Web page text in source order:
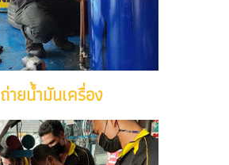
ถ่ายน้ำมันเครื่อง